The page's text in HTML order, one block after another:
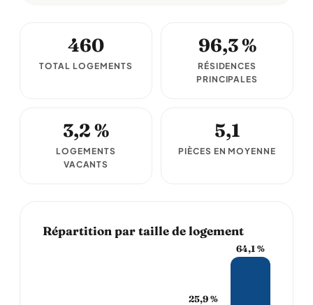
460
TOTAL LOGEMENTS
96,3 %
RÉSIDENCES
PRINCIPALES
3,2 %
LOGEMENTS
VACANTS
5,1
PIÈCES EN MOYENNE
Répartition par taille de logement
25,9 %
64,1 %